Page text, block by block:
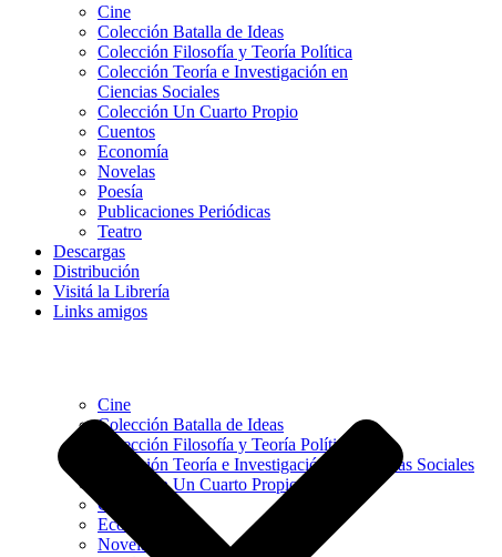
Cine
Colección Batalla de Ideas
Colección Filosofía y Teoría Política
Colección Teoría e Investigación en Ciencias Sociales
Colección Un Cuarto Propio
Cuentos
Economía
Novelas
Cine
Colección Batalla de Ideas
Colección Filosofía y Teoría Política
Colección Teoría e Investigación en
Ciencias Sociales
Colección Un Cuarto Propio
Cuentos
Economía
Novelas
Poesía
Publicaciones Periódicas
Teatro
Descargas
Distribución
Visitá la Librería
Links amigos